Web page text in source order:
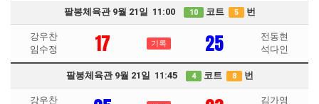
팔봉체육관 9월 21일 11:00 10 코트 5 번
강우찬
임수정
17 기록 25
전동현
석다인
팔봉체육관 9월 21일 11:45 4 코트 8 번
강우찬
김가영